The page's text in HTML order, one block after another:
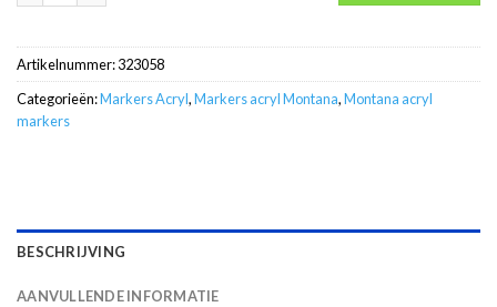
Artikelnummer:323058
Categorieën:Markers Acryl,Markers acryl Montana,Montana acryl
markers
BESCHRIJVING
AANVULLENDE INFORMATIE